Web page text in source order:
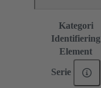
Kategori
Identifiering
Element
Serie